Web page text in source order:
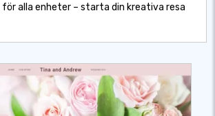
alla enheter – starta din kreativa resa